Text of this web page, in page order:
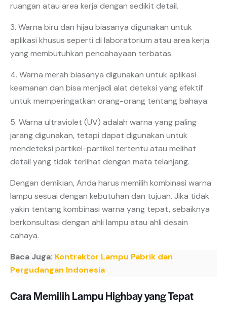
ruangan atau area kerja dengan sedikit detail.
3. Warna biru dan hijau biasanya digunakan untuk
aplikasi khusus seperti di laboratorium atau area kerja
yang membutuhkan pencahayaan terbatas.
4. Warna merah biasanya digunakan untuk aplikasi
keamanan dan bisa menjadi alat deteksi yang efektif
untuk memperingatkan orang-orang tentang bahaya.
5. Warna ultraviolet (UV) adalah warna yang paling
jarang digunakan, tetapi dapat digunakan untuk
mendeteksi partikel-partikel tertentu atau melihat
detail yang tidak terlihat dengan mata telanjang.
Dengan demikian, Anda harus memilih kombinasi warna
lampu sesuai dengan kebutuhan dan tujuan. Jika tidak
yakin tentang kombinasi warna yang tepat, sebaiknya
berkonsultasi dengan ahli lampu atau ahli desain
cahaya.
Baca Juga: Kontraktor Lampu Pabrik dan
Pergudangan Indonesia
Cara Memilih Lampu Highbay yang Tepat